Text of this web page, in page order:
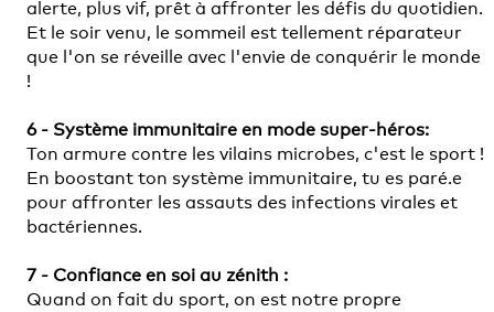
alerte, plus vif, prêt à affronter les défis du quotidien.
Et le soir venu, le sommeil est tellement réparateur
que l'on se réveille avec l'envie de conquérir le monde
!
6 - Système immunitaire en mode super-héros:
Ton armure contre les vilains microbes, c'est le sport !
En boostant ton système immunitaire, tu es paré.e
pour affronter les assauts des infections virales et
bactériennes.
7 - Confiance en soi au zénith :
Quand on fait du sport, on est notre propre